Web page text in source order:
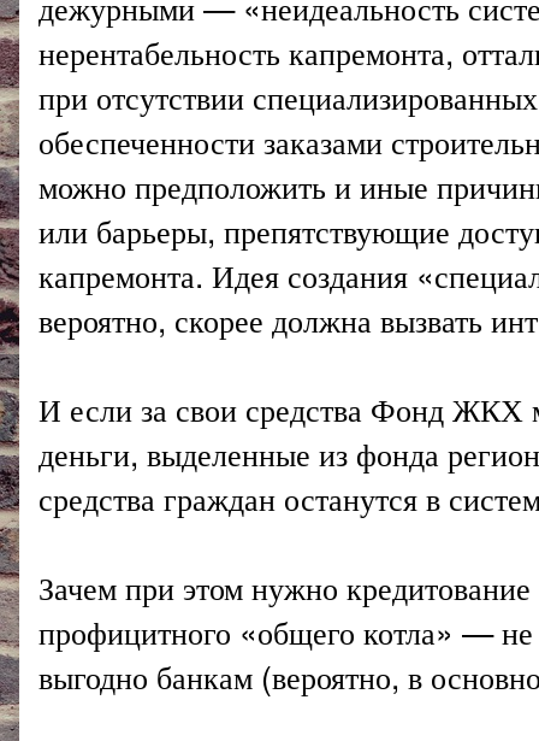
нерентабельность капремонта,
при отсутствии
обеспеченности заказами
можно предположить и иные
или барьеры, препятствующие
капремонта. Идея создания
вероятно, скорее должна вызвать
И если за свои средства Фонд ЖКХ
деньги, выделенные из фонда
средства граждан останутся в
Зачем при этом нужно
профицитного «общего котла» — не
выгодно банкам (вероятно, в